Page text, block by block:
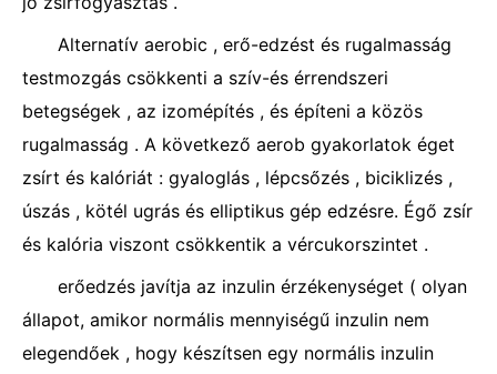
Alternatív aerobic , erő-edzést és rugalmasság
testmozgás csökkenti a szív-és érrendszeri
betegségek , az izomépítés , és építeni a közös
rugalmasság . A következő aerob gyakorlatok éget
zsírt és kalóriát : gyaloglás , lépcsőzés , biciklizés ,
úszás , kötél ugrás és elliptikus gép edzésre. Égő zsír
és kalória viszont csökkentik a vércukorszintet .
erőedzés javítja az inzulin érzékenységet ( olyan
állapot, amikor normális mennyiségű inzulin nem
elegendőek , hogy készítsen egy normális inzulin